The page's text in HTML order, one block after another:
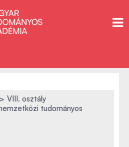
VIII. osztály
tudományos